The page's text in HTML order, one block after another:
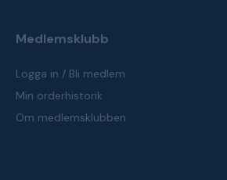
Medlemsklubb
Logga in / Bli medlem
Min orderhistorik
Om medlemsklubben